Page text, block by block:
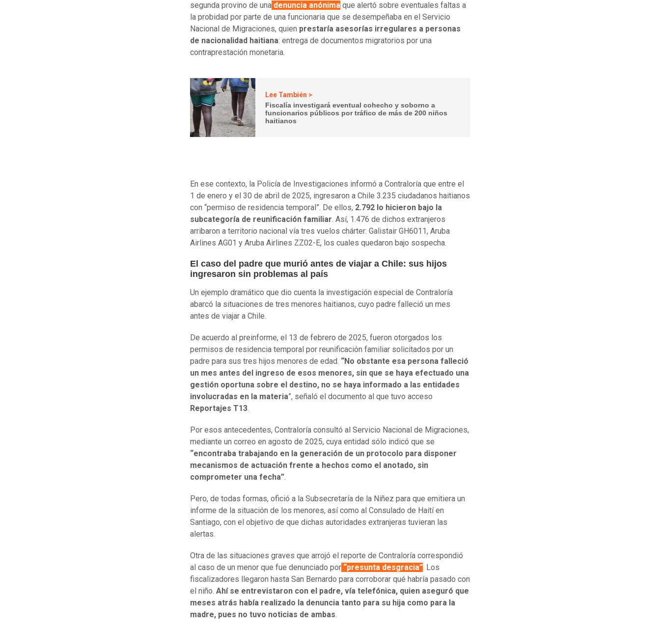
segunda provino de una denuncia anónima que alertó sobre eventuales faltas a
la probidad por parte de una funcionaria que se desempeñaba en el Servicio
Nacional de Migraciones, quien prestaría asesorías irregulares a personas
de nacionalidad haitiana: entrega de documentos migratorios por una
contraprestación monetaria.
Lee También >
Fiscalía investigará eventual cohecho y soborno a
funcionarios públicos por tráfico de más de 200 niños
haitianos
En ese contexto, la Policía de Investigaciones informó a Contraloría que entre el
1 de enero y el 30 de abril de 2025, ingresaron a Chile 3.235 ciudadanos haitianos
con “permiso de residencia temporal”. De ellos, 2.792 lo hicieron bajo la
subcategoría de reunificación familiar. Así, 1.476 de dichos extranjeros
arribaron a territorio nacional vía tres vuelos chárter: Galistair GH6011, Aruba
Airlines AG01 y Aruba Airlines ZZ02-E, los cuales quedaron bajo sospecha.
El caso del padre que murió antes de viajar a Chile: sus hijos
ingresaron sin problemas al país
Un ejemplo dramático que dio cuenta la investigación especial de Contraloría
abarcó la situaciones de tres menores haitianos, cuyo padre falleció un mes
antes de viajar a Chile.
De acuerdo al preinforme, el 13 de febrero de 2025, fueron otorgados los
permisos de residencia temporal por reunificación familiar solicitados por un
padre para sus tres hijos menores de edad. “No obstante esa persona falleció
un mes antes del ingreso de esos menores, sin que se haya efectuado una
gestión oportuna sobre el destino, no se haya informado a las entidades
involucradas en la materia”, señaló el documento al que tuvo acceso
Reportajes T13.
Por esos antecedentes, Contraloría consultó al Servicio Nacional de Migraciones,
mediante un correo en agosto de 2025, cuya entidad sólo indicó que se
“encontraba trabajando en la generación de un protocolo para disponer
mecanismos de actuación frente a hechos como el anotado, sin
comprometer una fecha”.
Pero, de todas formas, ofició a la Subsecretaría de la Niñez para que emitiera un
informe de la situación de los menores, así como al Consulado de Haití en
Santiago, con el objetivo de que dichas autoridades extranjeras tuvieran las
alertas.
Otra de las situaciones graves que arrojó el reporte de Contraloría correspondió
al caso de un menor que fue denunciado por “presunta desgracia”. Los
fiscalizadores llegaron hasta San Bernardo para corroborar qué habría pasado con
el niño. Ahí se entrevistaron con el padre, vía telefónica, quien aseguró que
meses atrás había realizado la denuncia tanto para su hija como para la
madre, pues no tuvo noticias de ambas.